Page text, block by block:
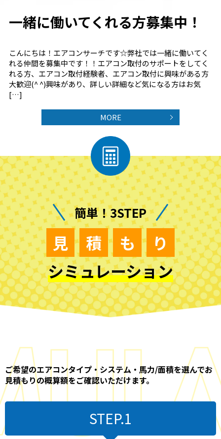
一緒に働いてくれる方募集中！
こんにちは！エアコンサーチです☆弊社では一緒に働いてく
れる仲間を募集中です！！エアコン取付のサポートをしてく
れる方、エアコン取付経験者、エアコン取付に興味がある方
大歓迎(^ ^)興味があり、詳しい詳細など気になる方はお気
[…]
MORE
簡単！3STEP
見 積 も
り
シミュレーション
ご希望のエアコンタイプ・システム・馬力/面積を選んでお
見積もりの概算額をご確認いただけます。
STEP.1